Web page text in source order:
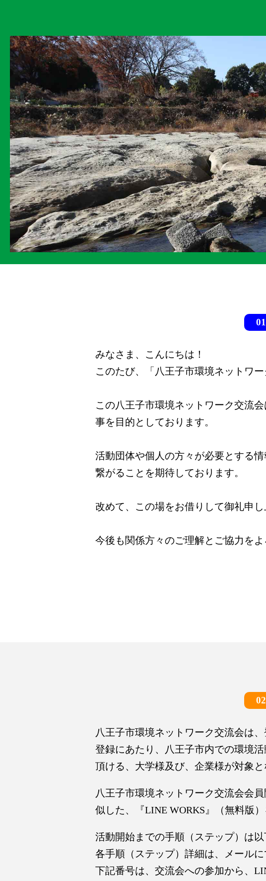
01
みなさま、こんにちは！
このたび、「八王子市環境ネットワ
この八王子市環境ネットワーク交流
事を目的としております。
活動団体や個人の方々が必要とする
繋がることを期待しております。
改めて、この場をお借りして御礼申し
今後も関係方々のご理解とご協力をよ
八王子市環境ネットワーク交流会は、
登録にあたり、八王子市内での環境
頂ける、大学様及び、企業様が対象と
八王子市環境ネットワーク交流会会
似した、『LINE WORKS』（無料版
活動開始までの手順（ステップ）は以
各手順（ステップ）詳細は、メール
下記番号は、交流会への参加から、